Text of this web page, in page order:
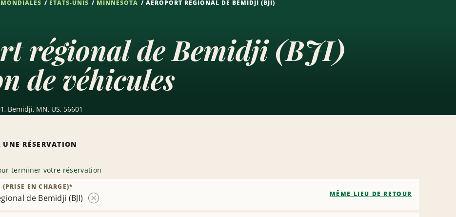
ÉTATS-UNIS MINNESOTA AÉROPORT RÉGIONAL DE BEMIDJI (BJI)
régional de Bemidji (BJI)
de véhicules
Bemidji, MN, US, 56601
RÉSERVATION
terminer votre réservation
de Bemidji (BJI)
(PRISE EN CHARGE)*
MÊME LIEU DE RETOUR